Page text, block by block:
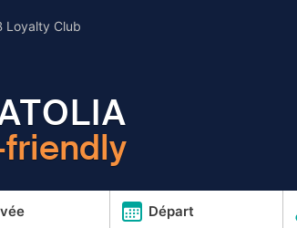
Loyalty Club
Départ